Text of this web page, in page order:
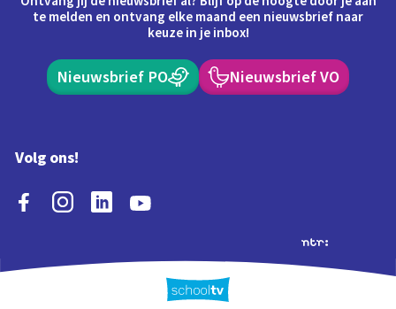
te melden en ontvang elke maand een nieuwsbrief naar
keuze in je inbox!
Nieuwsbrief PO Nieuwsbrief VO
Volg ons!